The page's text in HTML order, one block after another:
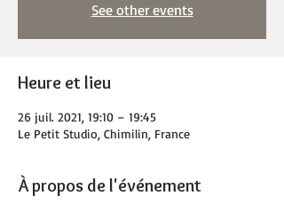
See other events
Heure et lieu
26 juil. 2021, 19:10 – 19:45
Le Petit Studio, Chimilin, France
À propos de l'événement